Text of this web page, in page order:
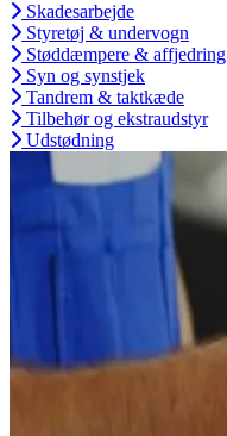
Skadesarbejde
Styretøj & undervogn
Støddæmpere & affjedring
Syn og synstjek
Tandrem & taktkæde
Tilbehør og ekstraudstyr
Udstødning